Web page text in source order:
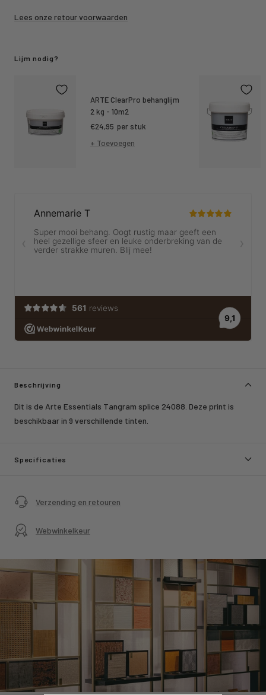
Lees onze retour voorwaarden
Beschrijving
Dit is de Arte Essentials Tangram splice 24088. Deze print is
beschikbaar in 9 verschillende tinten.
Specificaties
Verzending en retouren
Webwinkelkeur
Lijm nodig?
ARTE ClearPro behanglijm
2 kg - 10m2
Kortings
prijs
€24,95 per stuk
+ Toevoegen